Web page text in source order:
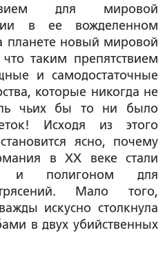
для мировой
в ее вожделенном
планете новый мировой
таким препятствием
и самодостаточные
которые никогда не
чьих бы то ни было
Исходя из этого
ясно, почему
в XX веке стали
и полигоном для
Мало того,
искусно столкнула
в двух убийственных